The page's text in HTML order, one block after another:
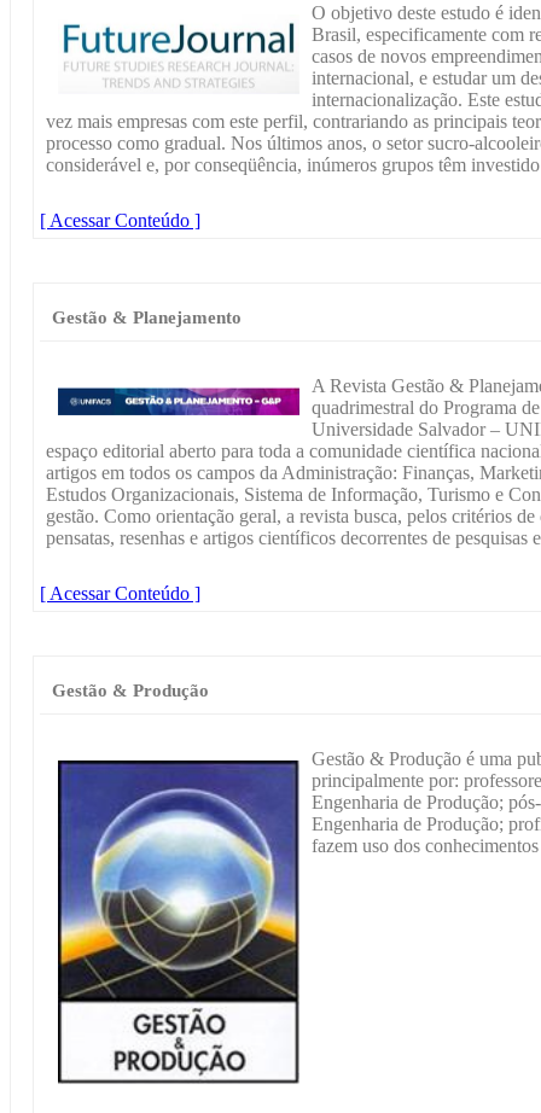
O objetivo deste estudo é
Brasil, especificamente com
casos de novos
internacional, e estudar um
internacionalização. Este
vez mais empresas com este perfil, contrariando as principais
processo como gradual. Nos últimos anos, o setor sucro-
considerável e, por conseqüência, inúmeros grupos têm
[ Acessar Conteúdo ]
Gestão & Planejamento
A Revista Gestão &
quadrimestral do Programa
Universidade Salvador –
espaço editorial aberto para toda a comunidade científica
artigos em todos os campos da Administração: Finanças,
Estudos Organizacionais, Sistema de Informação, Turismo e
gestão. Como orientação geral, a revista busca, pelos critérios
pensatas, resenhas e artigos científicos decorrentes de pesquisas
[ Acessar Conteúdo ]
Gestão & Produção
Gestão & Produção é uma
principalmente por:
Engenharia de Produção;
Engenharia de Produção;
fazem uso dos